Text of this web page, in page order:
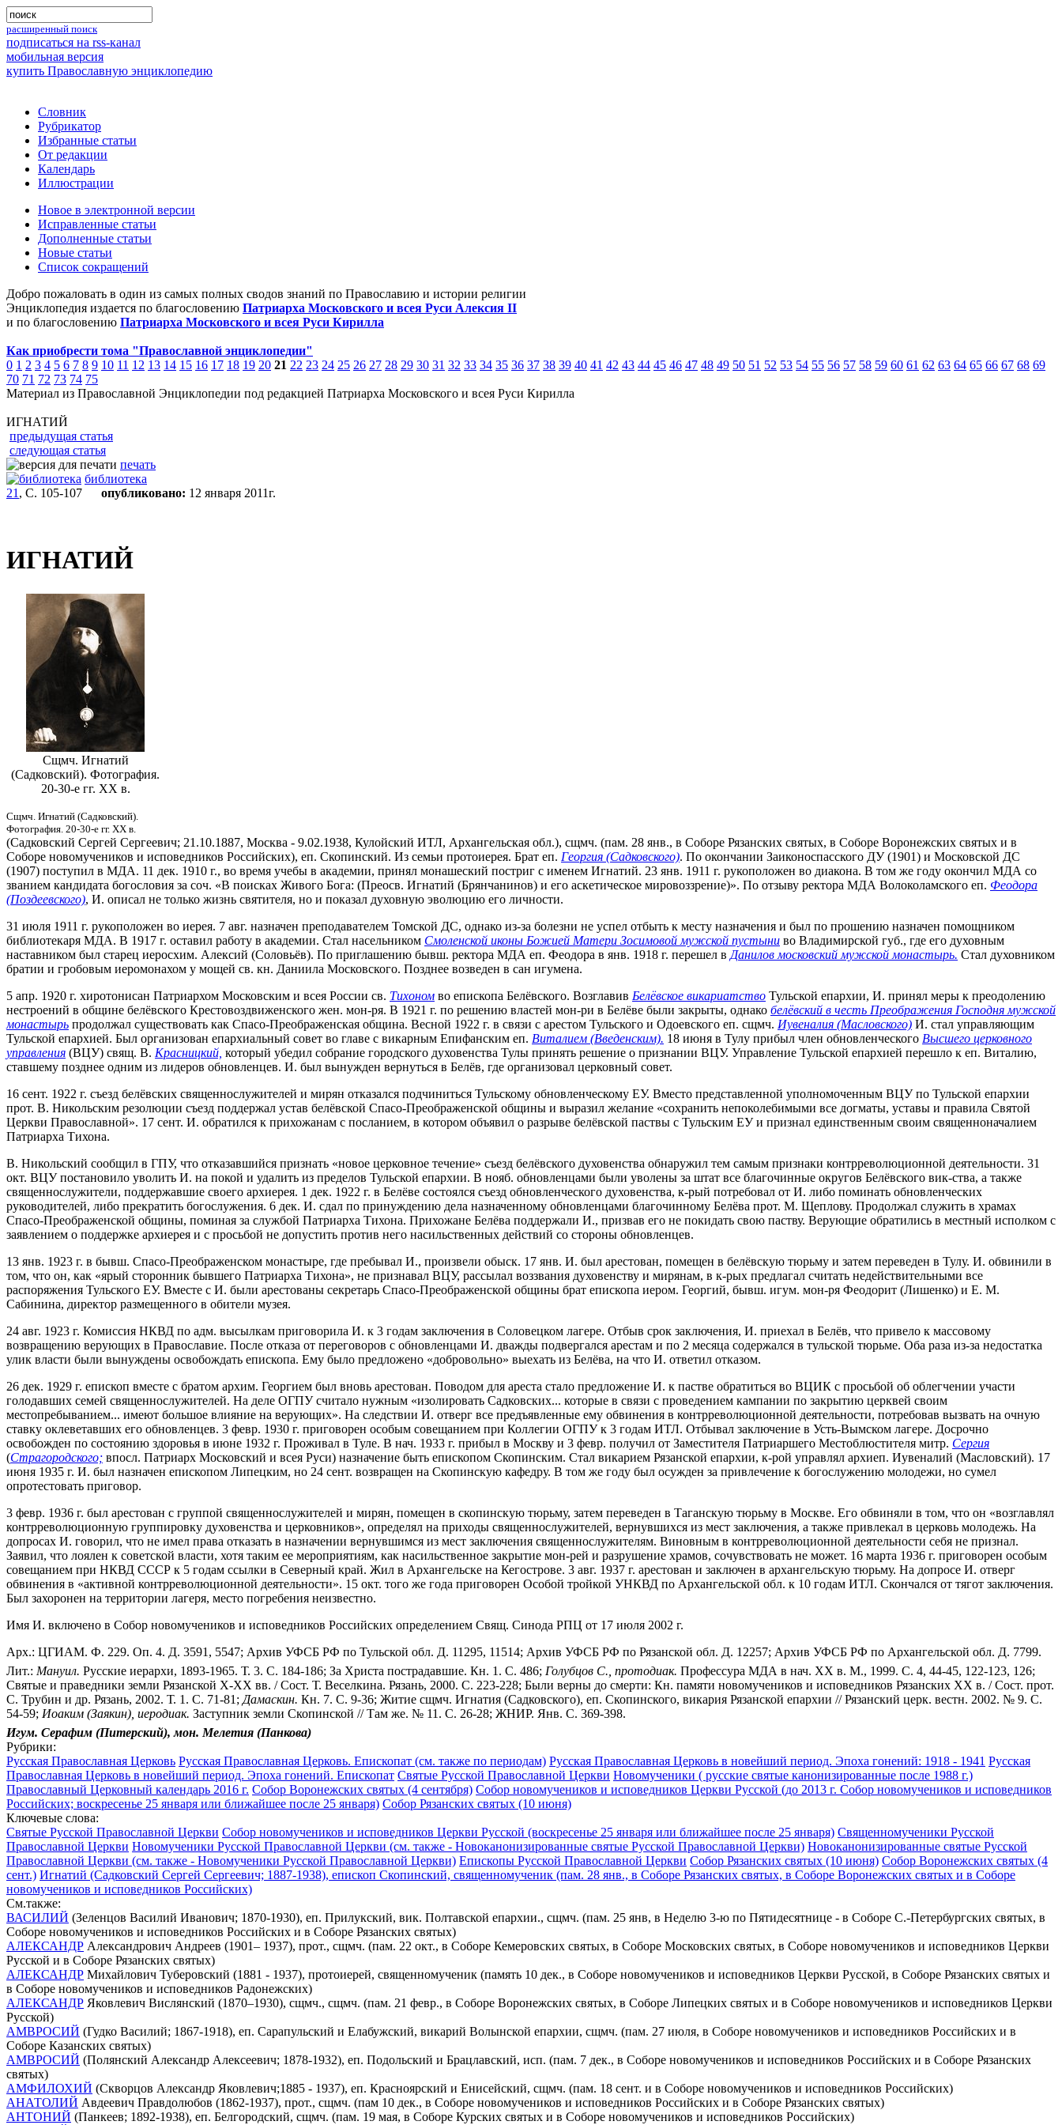
расширенный поиск
подписаться на rss-канал
мобильная версия
купить Православную энциклопедию
Словник
Рубрикатор
Избранные статьи
От редакции
Календарь
Иллюстрации
Новое в электронной версии
Исправленные статьи
Дополненные статьи
Новые статьи
Список сокращений
Добро пожаловать в один из самых полных сводов знаний по Православию и истории религии
Энциклопедия издается по благословению Патриарха Московского и всея Руси Алексия II
и по благословению Патриарха Московского и всея Руси Кирилла
Как приобрести тома "Православной энциклопедии"
0 1 2 3 4 5 6 7 8 9 10 11 12 13 14 15 16 17 18 19 20 21 22 23 24 25 26 27 28 29 30 31 32 33 34 35 36 37 38 39 40 41 42 43 44 45 46 47 48 49 50 51 52 53 54 55 56 57 58 59 60 61 62 63 64 65 66 67 68 69
70 71 72 73 74 75
Материал из Православной Энциклопедии под редакцией Патриарха Московского и всея Руси Кирилла
ИГНАТИЙ
предыдущая статья
следующая статья
печать
библиотека
21 , С. 105-107 опубликовано: 12 января 2011г.
ИГНАТИЙ
Сщмч. Игнатий
(Садковский). Фотография.
20-30-е гг. XX в.
Сщмч. Игнатий (Садковский).
Фотография. 20-30-е гг. XX в.
(Садковский Сергей Сергеевич; 21.10.1887, Москва - 9.02.1938, Кулойский ИТЛ, Архангельская обл.), сщмч. (пам. 28 янв., в Соборе Рязанских святых, в Соборе Воронежских святых и в
Соборе новомучеников и исповедников Российских), еп. Скопинский. Из семьи протоиерея. Брат еп. Георгия (Садковского). По окончании Заиконоспасского ДУ (1901) и Московской ДС
(1907) поступил в МДА. 11 дек. 1910 г., во время учебы в академии, принял монашеский постриг с именем Игнатий. 23 янв. 1911 г. рукоположен во диакона. В том же году окончил МДА со
званием кандидата богословия за соч. «В поисках Живого Бога: (Преосв. Игнатий (Брянчанинов) и его аскетическое мировоззрение)». По отзыву ректора МДА Волоколамского еп. Феодора
(Поздеевского), И. описал не только жизнь святителя, но и показал духовную эволюцию его личности.
31 июля 1911 г. рукоположен во иерея. 7 авг. назначен преподавателем Томской ДС, однако из-за болезни не успел отбыть к месту назначения и был по прошению назначен помощником
библиотекаря МДА. В 1917 г. оставил работу в академии. Стал насельником Смоленской иконы Божией Матери Зосимовой мужской пустыни во Владимирской губ., где его духовным
наставником был старец иеросхим. Алексий (Соловьёв). По приглашению бывш. ректора МДА еп. Феодора в янв. 1918 г. перешел в Данилов московский мужской монастырь. Стал духовником
братии и гробовым иеромонахом у мощей св. кн. Даниила Московского. Позднее возведен в сан игумена.
5 апр. 1920 г. хиротонисан Патриархом Московским и всея России св. Тихоном во епископа Белёвского. Возглавив Белёвское викариатство Тульской епархии, И. принял меры к преодолению
нестроений в общине белёвского Крестовоздвиженского жен. мон-ря. В 1921 г. по решению властей мон-ри в Белёве были закрыты, однако белёвский в честь Преображения Господня мужской
монастырь продолжал существовать как Спасо-Преображенская община. Весной 1922 г. в связи с арестом Тульского и Одоевского еп. сщмч. Иувеналия (Масловского) И. стал управляющим
Тульской епархией. Был организован епархиальный совет во главе с викарным Епифанским еп. Виталием (Введенским). 18 июня в Тулу прибыл член обновленческого Высшего церковного
управления (ВЦУ) свящ. В. Красницкий, который убедил собрание городского духовенства Тулы принять решение о признании ВЦУ. Управление Тульской епархией перешло к еп. Виталию,
ставшему позднее одним из лидеров обновленцев. И. был вынужден вернуться в Белёв, где организовал церковный совет.
16 сент. 1922 г. съезд белёвских священнослужителей и мирян отказался подчиниться Тульскому обновленческому ЕУ. Вместо представленной уполномоченным ВЦУ по Тульской епархии
прот. В. Никольским резолюции съезд поддержал устав белёвской Спасо-Преображенской общины и выразил желание «сохранить непоколебимыми все догматы, уставы и правила Святой
Церкви Православной». 17 сент. И. обратился к прихожанам с посланием, в котором объявил о разрыве белёвской паствы с Тульским ЕУ и признал единственным своим священноначалием
Патриарха Тихона.
В. Никольский сообщил в ГПУ, что отказавшийся признать «новое церковное течение» съезд белёвского духовенства обнаружил тем самым признаки контрреволюционной деятельности. 31
окт. ВЦУ постановило уволить И. на покой и удалить из пределов Тульской епархии. В нояб. обновленцами были уволены за штат все благочинные округов Белёвского вик-ства, а также
священнослужители, поддержавшие своего архиерея. 1 дек. 1922 г. в Белёве состоялся съезд обновленческого духовенства, к-рый потребовал от И. либо поминать обновленческих
руководителей, либо прекратить богослужения. 6 дек. И. сдал по принуждению дела назначенному обновленцами благочинному Белёва прот. М. Щеплову. Продолжал служить в храмах
Спасо-Преображенской общины, поминая за службой Патриарха Тихона. Прихожане Белёва поддержали И., призвав его не покидать свою паству. Верующие обратились в местный исполком с
заявлением о поддержке архиерея и с просьбой не допустить против него насильственных действий со стороны обновленцев.
13 янв. 1923 г. в бывш. Спасо-Преображенском монастыре, где пребывал И., произвели обыск. 17 янв. И. был арестован, помещен в белёвскую тюрьму и затем переведен в Тулу. И. обвинили в
том, что он, как «ярый сторонник бывшего Патриарха Тихона», не признавал ВЦУ, рассылал воззвания духовенству и мирянам, в к-рых предлагал считать недействительными все
распоряжения Тульского ЕУ. Вместе с И. были арестованы секретарь Спасо-Преображенской общины брат епископа иером. Георгий, бывш. игум. мон-ря Феодорит (Лишенко) и Е. М.
Сабинина, директор размещенного в обители музея.
24 авг. 1923 г. Комиссия НКВД по адм. высылкам приговорила И. к 3 годам заключения в Соловецком лагере. Отбыв срок заключения, И. приехал в Белёв, что привело к массовому
возвращению верующих в Православие. После отказа от переговоров с обновленцами И. дважды подвергался арестам и по 2 месяца содержался в тульской тюрьме. Оба раза из-за недостатка
улик власти были вынуждены освобождать епископа. Ему было предложено «добровольно» выехать из Белёва, на что И. ответил отказом.
26 дек. 1929 г. епископ вместе с братом архим. Георгием был вновь арестован. Поводом для ареста стало предложение И. к пастве обратиться во ВЦИК с просьбой об облегчении участи
голодавших семей священнослужителей. На деле ОГПУ считало нужным «изолировать Садковских... которые в связи с проведением кампании по закрытию церквей своим
местопребыванием... имеют большое влияние на верующих». На следствии И. отверг все предъявленные ему обвинения в контрреволюционной деятельности, потребовав вызвать на очную
ставку оклеветавших его обновленцев. 3 февр. 1930 г. приговорен особым совещанием при Коллегии ОГПУ к 3 годам ИТЛ. Отбывал заключение в Усть-Вымском лагере. Досрочно
освобожден по состоянию здоровья в июне 1932 г. Проживал в Туле. В нач. 1933 г. прибыл в Москву и 3 февр. получил от Заместителя Патриаршего Местоблюстителя митр. Сергия
(Страгородского; впосл. Патриарх Московский и всея Руси) назначение быть епископом Скопинским. Стал викарием Рязанской епархии, к-рой управлял архиеп. Иувеналий (Масловский). 17
июня 1935 г. И. был назначен епископом Липецким, но 24 сент. возвращен на Скопинскую кафедру. В том же году был осужден за привлечение к богослужению молодежи, но сумел
опротестовать приговор.
3 февр. 1936 г. был арестован с группой священнослужителей и мирян, помещен в скопинскую тюрьму, затем переведен в Таганскую тюрьму в Москве. Его обвиняли в том, что он «возглавлял
контрреволюционную группировку духовенства и церковников», определял на приходы священнослужителей, вернувшихся из мест заключения, а также привлекал в церковь молодежь. На
допросах И. говорил, что не имел права отказать в назначении вернувшимся из мест заключения священнослужителям. Виновным в контрреволюционной деятельности себя не признал.
Заявил, что лоялен к советской власти, хотя таким ее мероприятиям, как насильственное закрытие мон-рей и разрушение храмов, сочувствовать не может. 16 марта 1936 г. приговорен особым
совещанием при НКВД СССР к 5 годам ссылки в Северный край. Жил в Архангельске на Кегострове. 3 авг. 1937 г. арестован и заключен в архангельскую тюрьму. На допросе И. отверг
обвинения в «активной контрреволюционной деятельности». 15 окт. того же года приговорен Особой тройкой УНКВД по Архангельской обл. к 10 годам ИТЛ. Скончался от тягот заключения.
Был захоронен на территории лагеря, место погребения неизвестно.
Имя И. включено в Собор новомучеников и исповедников Российских определением Свящ. Синода РПЦ от 17 июля 2002 г.
Арх.: ЦГИАМ. Ф. 229. Оп. 4. Д. 3591, 5547; Архив УФСБ РФ по Тульской обл. Д. 11295, 11514; Архив УФСБ РФ по Рязанской обл. Д. 12257; Архив УФСБ РФ по Архангельской обл. Д. 7799.
Лит.: Мануил. Русские иерархи, 1893-1965. Т. 3. С. 184-186; За Христа пострадавшие. Кн. 1. С. 486; Голубцов С., протодиак. Профессура МДА в нач. XX в. М., 1999. С. 4, 44-45, 122-123, 126;
Святые и праведники земли Рязанской X-XX вв. / Сост. Т. Веселкина. Рязань, 2000. С. 223-228; Были верны до смерти: Кн. памяти новомучеников и исповедников Рязанских XX в. / Сост. прот.
С. Трубин и др. Рязань, 2002. Т. 1. С. 71-81; Дамаскин. Кн. 7. С. 9-36; Житие сщмч. Игнатия (Садковского), еп. Скопинского, викария Рязанской епархии // Рязанский церк. вестн. 2002. № 9. С.
54-59; Иоаким (Заякин), иеродиак. Заступник земли Скопинской // Там же. № 11. С. 26-28; ЖНИР. Янв. С. 369-398.
Игум. Серафим (Питерский), мон. Мелетия (Панкова)
Рубрики:
Русская Православная Церковь Русская Православная Церковь. Епископат (см. также по периодам) Русская Православная Церковь в новейший период. Эпоха гонений: 1918 - 1941 Русская
Православная Церковь в новейший период. Эпоха гонений. Епископат Святые Русской Православной Церкви Новомученики ( русские святые канонизированные после 1988 г.)
Православный Церковный календарь 2016 г. Собор Воронежских святых (4 сентября) Собор новомучеников и исповедников Церкви Русской (до 2013 г. Собор новомучеников и исповедников
Российских; воскресенье 25 января или ближайшее после 25 января) Собор Рязанских святых (10 июня)
Ключевые слова:
Святые Русской Православной Церкви Собор новомучеников и исповедников Церкви Русской (воскресенье 25 января или ближайшее после 25 января) Священномученики Русской
Православной Церкви Новомученики Русской Православной Церкви (см. также - Новоканонизированные святые Русской Православной Церкви) Новоканонизированные святые Русской
Православной Церкви (см. также - Новомученики Русской Православной Церкви) Епископы Русской Православной Церкви Собор Рязанских святых (10 июня) Собор Воронежских святых (4
сент.) Игнатий (Садковский Сергей Сергеевич; 1887-1938), епископ Скопинский, священномученик (пам. 28 янв., в Соборе Рязанских святых, в Соборе Воронежских святых и в Соборе
новомучеников и исповедников Российских)
См.также:
ВАСИЛИЙ (Зеленцов Василий Иванович; 1870-1930), еп. Прилукский, вик. Полтавской епархии., сщмч. (пам. 25 янв, в Неделю 3-ю по Пятидесятнице - в Соборе С.-Петербургских святых, в
Соборе новомучеников и исповедников Российских и в Соборе Рязанских святых)
АЛЕКСАНДР Александрович Андреев (1901– 1937), прот., сщмч. (пам. 22 окт., в Соборе Кемеровских святых, в Соборе Московских святых, в Соборе новомучеников и исповедников Церкви
Русской и в Соборе Рязанских святых)
АЛЕКСАНДР Михайлович Туберовский (1881 - 1937), протоиерей, священномученик (память 10 дек., в Соборе новомучеников и исповедников Церкви Русской, в Соборе Рязанских святых и
в Соборе новомучеников и исповедников Радонежских)
АЛЕКСАНДР Яковлевич Вислянский (1870–1930), сщмч., сщмч. (пам. 21 февр., в Соборе Воронежских святых, в Соборе Липецких святых и в Соборе новомучеников и исповедников Церкви
Русской)
АМВРОСИЙ (Гудко Василий; 1867-1918), еп. Сарапульский и Елабужский, викарий Волынской епархии, сщмч. (пам. 27 июля, в Соборе новомучеников и исповедников Российских и в
Соборе Казанских святых)
АМВРОСИЙ (Полянский Александр Алексеевич; 1878-1932), еп. Подольский и Брацлавский, исп. (пам. 7 дек., в Соборе новомучеников и исповедников Российских и в Соборе Рязанских
святых)
АМФИЛОХИЙ (Скворцов Александр Яковлевич;1885 - 1937), еп. Красноярский и Енисейский, сщмч. (пам. 18 сент. и в Соборе новомучеников и исповедников Российских)
АНАТОЛИЙ Авдеевич Правдолюбов (1862-1937), прот., сщмч. (пам 10 дек., в Соборе новомучеников и исповедников Российских и в Соборе Рязанских святых)
АНТОНИЙ (Панкеев; 1892-1938), еп. Белгородский, сщмч. (пам. 19 мая, в Соборе Курских святых и в Соборе новомучеников и исповедников Российских)